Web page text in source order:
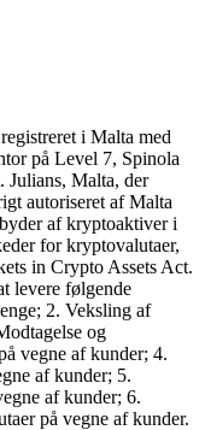
i Malta med
på Level 7, Spinola
Malta, der
autoriseret af Malta
af kryptoaktiver i
for kryptovalutaer,
in Crypto Assets Act.
levere følgende
2. Veksling af
og
vegne af kunder; 4.
af kunder; 5.
af kunder; 6.
på vegne af kunder.